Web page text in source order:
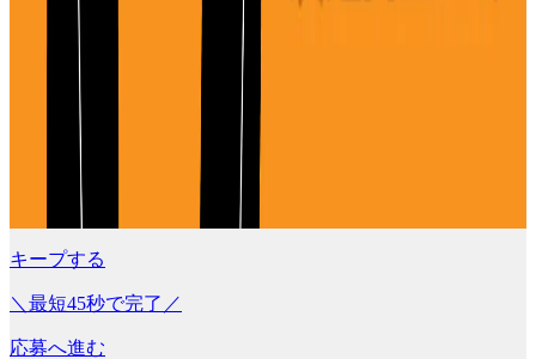
キープする
＼最短45秒で完了／
応募へ進む